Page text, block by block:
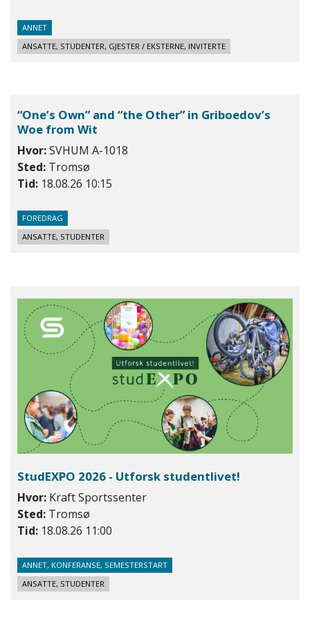
ANNET
ANSATTE, STUDENTER, GJESTER / EKSTERNE, INVITERTE
“One’s Own” and “the Other” in Griboedov’s
Woe from Wit
Hvor:SVHUM A-1018
Sted: Tromsø
Tid: 18.08.26 10:15
FOREDRAG
ANSATTE, STUDENTER
StudEXPO 2026 - Utforsk studentlivet!
Hvor: Kraft Sportssenter
Sted: Tromsø
Tid: 18.08.26 11:00
ANNET, KONFERANSE, SEMESTERSTART
ANSATTE, STUDENTER